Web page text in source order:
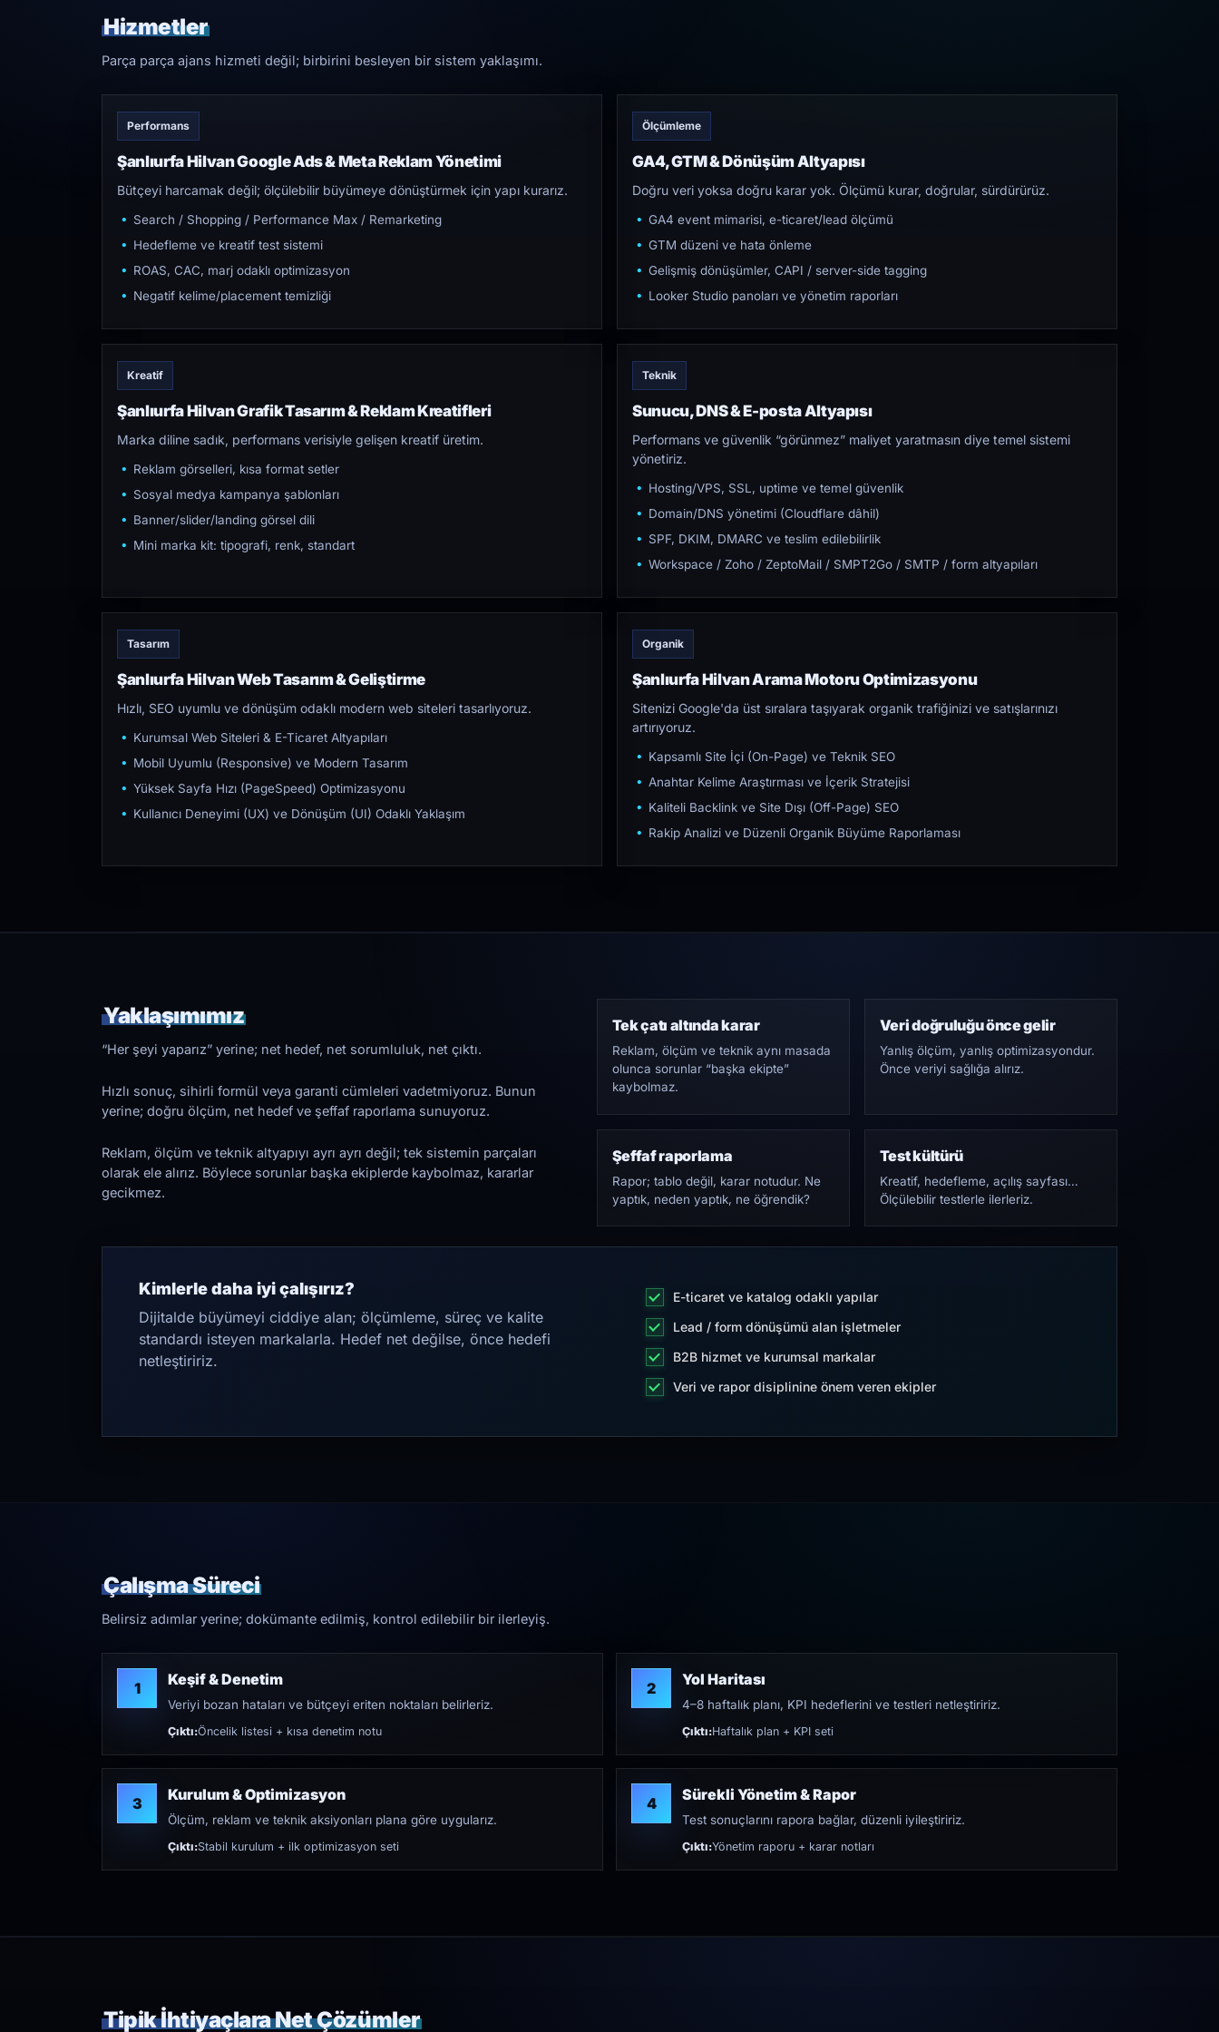
Hizmetler
Parça parça ajans hizmeti değil; birbirini besleyen bir sistem yaklaşımı.
Performans
Şanlıurfa Hilvan Google Ads & Meta Reklam Yönetimi
Bütçeyi harcamak değil; ölçülebilir büyümeye dönüştürmek için yapı kurarız.
Search / Shopping / Performance Max / Remarketing
Hedefleme ve kreatif test sistemi
ROAS, CAC, marj odaklı optimizasyon
Negatif kelime/placement temizliği
Ölçümleme
GA4, GTM & Dönüşüm Altyapısı
Doğru veri yoksa doğru karar yok. Ölçümü kurar, doğrular, sürdürürüz.
GA4 event mimarisi, e-ticaret/lead ölçümü
GTM düzeni ve hata önleme
Gelişmiş dönüşümler, CAPI / server-side tagging
Looker Studio panoları ve yönetim raporları
Kreatif
Şanlıurfa Hilvan Grafik Tasarım & Reklam Kreatifleri
Marka diline sadık, performans verisiyle gelişen kreatif üretim.
Reklam görselleri, kısa format setler
Sosyal medya kampanya şablonları
Banner/slider/landing görsel dili
Mini marka kit: tipografi, renk, standart
Teknik
Sunucu, DNS & E-posta Altyapısı
Performans ve güvenlik “görünmez” maliyet yaratmasın diye temel sistemi
yönetiriz.
Hosting/VPS, SSL, uptime ve temel güvenlik
Domain/DNS yönetimi (Cloudflare dâhil)
SPF, DKIM, DMARC ve teslim edilebilirlik
Workspace / Zoho / ZeptoMail / SMPT2Go / SMTP / form altyapıları
Tasarım
Şanlıurfa Hilvan Web Tasarım & Geliştirme
Hızlı, SEO uyumlu ve dönüşüm odaklı modern web siteleri tasarlıyoruz.
Kurumsal Web Siteleri & E-Ticaret Altyapıları
Mobil Uyumlu (Responsive) ve Modern Tasarım
Yüksek Sayfa Hızı (PageSpeed) Optimizasyonu
Kullanıcı Deneyimi (UX) ve Dönüşüm (UI) Odaklı Yaklaşım
Organik
Şanlıurfa Hilvan Arama Motoru Optimizasyonu
Sitenizi Google'da üst sıralara taşıyarak organik trafiğinizi ve satışlarınızı
artırıyoruz.
Kapsamlı Site İçi (On-Page) ve Teknik SEO
Anahtar Kelime Araştırması ve İçerik Stratejisi
Kaliteli Backlink ve Site Dışı (Off-Page) SEO
Rakip Analizi ve Düzenli Organik Büyüme Raporlaması
Yaklaşımımız
“Her şeyi yaparız” yerine; net hedef, net sorumluluk, net çıktı.
Hızlı sonuç, sihirli formül veya garanti cümleleri vadetmiyoruz. Bunun
yerine; doğru ölçüm, net hedef ve şeffaf raporlama sunuyoruz.
Reklam, ölçüm ve teknik altyapıyı ayrı ayrı değil; tek sistemin parçaları
olarak ele alırız. Böylece sorunlar başka ekiplerde kaybolmaz, kararlar
gecikmez.
Tek çatı altında karar
Reklam, ölçüm ve teknik aynı masada
olunca sorunlar “başka ekipte”
kaybolmaz.
Veri doğruluğu önce gelir
Yanlış ölçüm, yanlış optimizasyondur.
Önce veriyi sağlığa alırız.
Şeffaf raporlama
Rapor; tablo değil, karar notudur. Ne
yaptık, neden yaptık, ne öğrendik?
Test kültürü
Kreatif, hedefleme, açılış sayfası…
Ölçülebilir testlerle ilerleriz.
Kimlerle daha iyi çalışırız?
Dijitalde büyümeyi ciddiye alan; ölçümleme, süreç ve kalite
standardı isteyen markalarla. Hedef net değilse, önce hedefi
netleştiririz.
E-ticaret ve katalog odaklı yapılar
Lead / form dönüşümü alan işletmeler
B2B hizmet ve kurumsal markalar
Veri ve rapor disiplinine önem veren ekipler
Çalışma Süreci
Belirsiz adımlar yerine; dokümante edilmiş, kontrol edilebilir bir ilerleyiş.
1 Keşif & Denetim
Veriyi bozan hataları ve bütçeyi eriten noktaları belirleriz.
Çıktı:Öncelik listesi + kısa denetim notu
2 Yol Haritası
4–8 haftalık planı, KPI hedeflerini ve testleri netleştiririz.
Çıktı:Haftalık plan + KPI seti
3 Kurulum & Optimizasyon
Ölçüm, reklam ve teknik aksiyonları plana göre uygularız.
Çıktı:Stabil kurulum + ilk optimizasyon seti
4 Sürekli Yönetim & Rapor
Test sonuçlarını rapora bağlar, düzenli iyileştiririz.
Çıktı:Yönetim raporu + karar notları
Tipik İhtiyaçlara Net Çözümler